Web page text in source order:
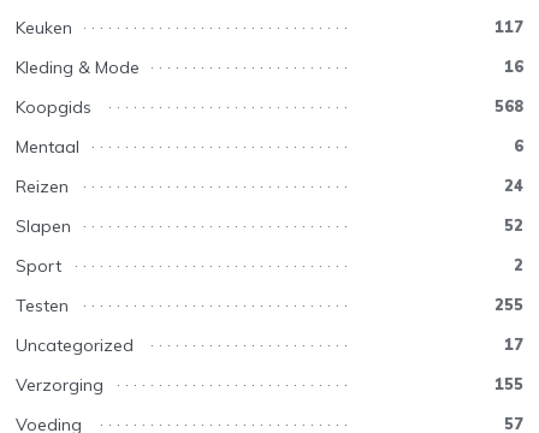
Keuken 117
Kleding & Mode 16
Koopgids 568
Mentaal 6
Reizen 24
Slapen 52
Sport 2
Testen 255
Uncategorized 17
Verzorging 155
Voeding 57